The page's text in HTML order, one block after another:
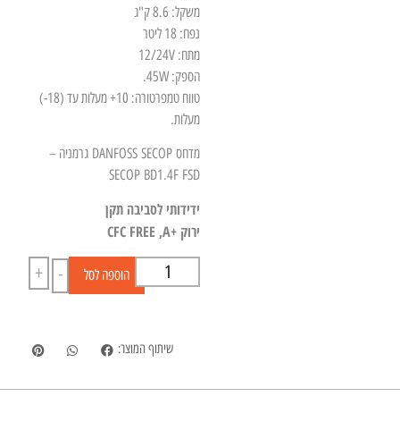
משקל: 8.6 ק"ג
נפח: 18 ליטר
מתח: 12/24V
הספק: 45W.
טווח טמפרטורה: 10+ מעלות עד (18-)
מעלות.
מדחס DANFOSS SECOP
גרמניה –
SECOP BD1.4F FSD
ידידותי לסביבה תקן
ירוק A+
,
CFC FREE
-
+ הוספה לסל
שיתוף המוצר: